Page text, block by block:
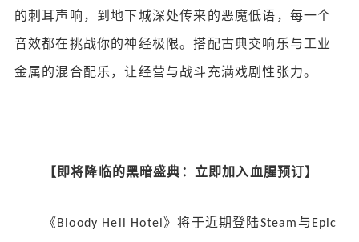
的刺耳声响，到地下城深处传来的恶魔低语，每一个
音效都在挑战你的神经极限。搭配古典交响乐与工业
金属的混合配乐，让经营与战斗充满戏剧性张力。
【即将降临的黑暗盛典：立即加入血腥预订】
《 Bloody Hell Hotel 》将于近期登陆Steam 与 Epic